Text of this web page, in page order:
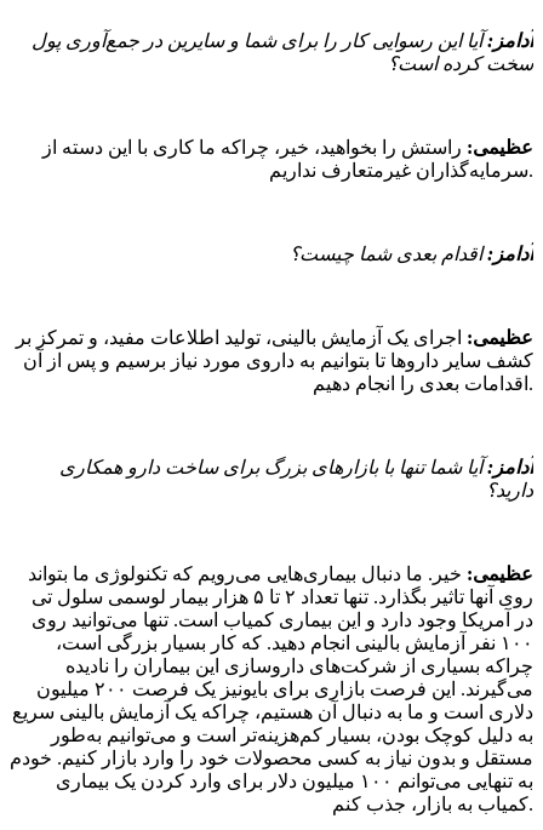
آدامز:آیا این رسوایی کار را برای شما و سایرین در جمع‌آوری پول
سخت کرده است؟
عظیمی: راستش را بخواهید، خیر، چراکه ما کاری با این دسته از
سرمایه‌گذاران غیرمتعارف نداریم.
آدامز:اقدام بعدی شما چیست؟
عظیمی: اجرای یک آزمایش بالینی، تولید اطلاعات مفید، و تمرکز بر
کشف سایر داروها تا بتوانیم به داروی مورد نیاز برسیم و پس از آن
اقدامات بعدی را انجام دهیم.
آدامز:آیا شما تنها با بازارهای بزرگ برای ساخت دارو همکاری
دارید؟
عظیمی: خیر. ما دنبال بیماری‌هایی می‌رویم که تکنولوژی ما بتواند
روی آنها تاثیر بگذارد. تنها تعداد ۲ تا ۵ هزار بیمار لوسمی سلول تی
در آمریکا وجود دارد و این بیماری کمیاب است. تنها می‌توانید روی
۱۰۰ نفر آزمایش بالینی انجام دهید. که کار بسیار بزرگی است،
چراکه بسیاری از شرکت‌های داروسازی این بیماران را نادیده
می‌گیرند. این فرصت بازاری برای بایونیز یک فرصت ۲۰۰ میلیون
دلاری است و ما به دنبال آن هستیم، چراکه یک آزمایش بالینی سریع
به دلیل کوچک بودن، بسیار کم‌هزینه‌تر است و می‌توانیم به‌طور
مستقل و بدون نیاز به کسی محصولات خود را وارد بازار کنیم. خودم
به تنهایی می‌توانم ۱۰۰ میلیون دلار برای وارد کردن یک بیماری
کمیاب به بازار، جذب کنم.